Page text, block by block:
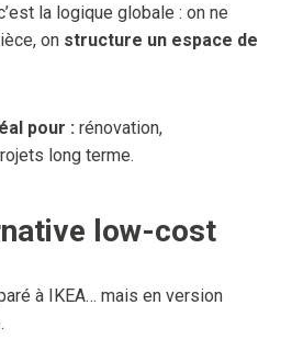
la logique globale : on ne
on structure un espace de
pour : rénovation,
long terme.
low-cost
à IKEA… mais en version